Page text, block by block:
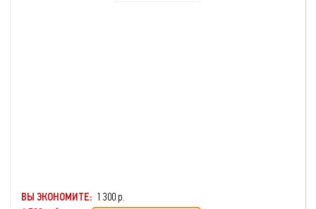
ВЫ ЭКОНОМИТЕ: 1 300 р.